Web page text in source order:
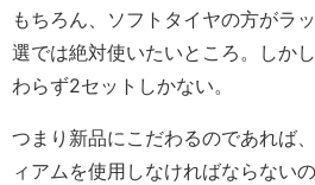
もちろん、ソフトタイヤの方がラ
選では絶対使いたいところ。しか
わらず2セットしかない。
つまり新品にこだわるのであれば
ィアムを使用しなければならない